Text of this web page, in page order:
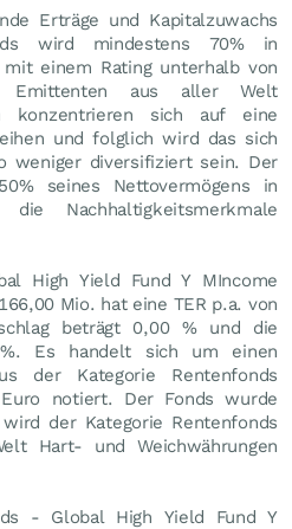
Erträge und Kapitalzuwachs
wird mindestens 70% in
einem Rating unterhalb von
Emittenten aus aller Welt
konzentrieren sich auf eine
und folglich wird das sich
weniger diversifiziert sein. Der
seines Nettovermögens in
die Nachhaltigkeitsmerkmale
High Yield Fund Y MIncome
Mio. hat eine TER p.a. von
beträgt 0,00 % und die
%. Es handelt sich um einen
der Kategorie Rentenfonds
notiert. Der Fonds wurde
der Kategorie Rentenfonds
Hart- und Weichwährungen
- Global High Yield Fund Y